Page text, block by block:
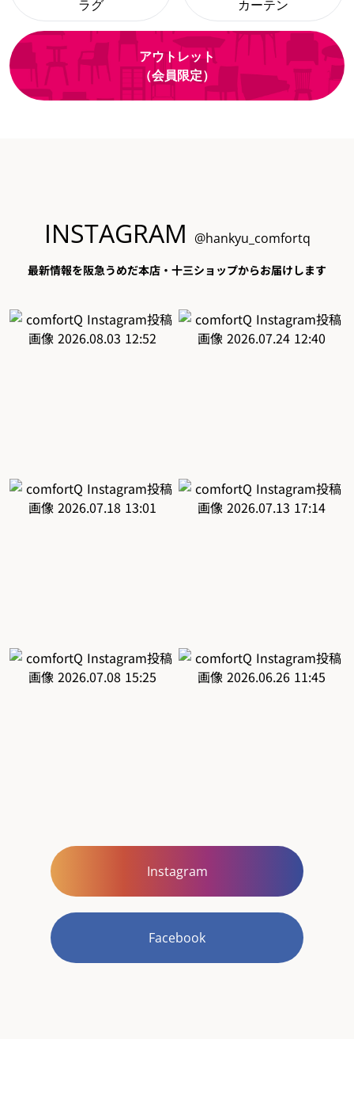
ラグ カーテン
アウトレット
（会員限定）
INSTAGRAM @hankyu_comfortq
最新情報を阪急うめだ本店・十三ショップからお届けします
Instagram
Facebook